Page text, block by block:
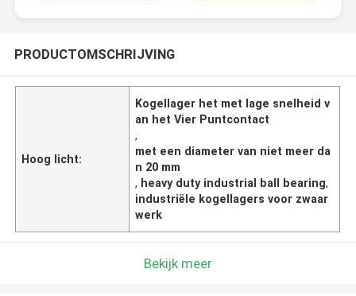
PRODUCTOMSCHRIJVING
Hoog licht:
Kogellager het met lage snelheid v
an het Vier Puntcontact
,
met een diameter van niet meer da
n 20 mm
, heavy duty industrial ball bearing,
industriële kogellagers voor zwaar
werk
Bekijk meer